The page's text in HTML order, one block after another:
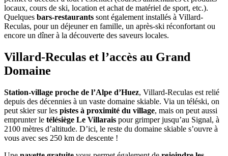
locaux, cours de ski, location et achat de matériel de sport, etc.).
Quelques bars-restaurants sont également installés à Villard-
Reculas, pour un déjeuner en famille, un après-ski réconfortant ou
encore un dîner à la découverte des saveurs locales.
Villard-Reculas et l’accès au Grand
Domaine
Station-village proche de l’Alpe d’Huez, Villard-Reculas est relié
depuis des décennies à un vaste domaine skiable. Via un téléski, on
peut skier sur les pistes à proximité du village, mais on peut aussi
emprunter le télésiège Le Villarais pour grimper jusqu’au Signal, à
2100 mètres d’altitude. D’ici, le reste du domaine skiable s’ouvre à
vous avec ses 250 km de descente !